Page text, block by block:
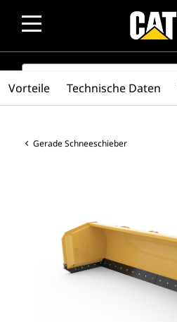
SEARCH
Gerade Schneeschieber
Vorteile Technische Daten